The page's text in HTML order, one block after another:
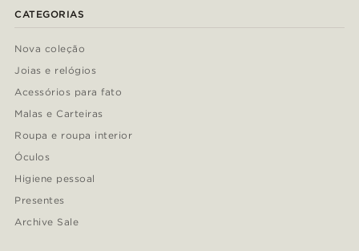
CATEGORIAS
Nova coleção
Joias e relógios
Acessórios para fato
Malas e Carteiras
Roupa e roupa interior
Óculos
Higiene pessoal
Presentes
Archive Sale